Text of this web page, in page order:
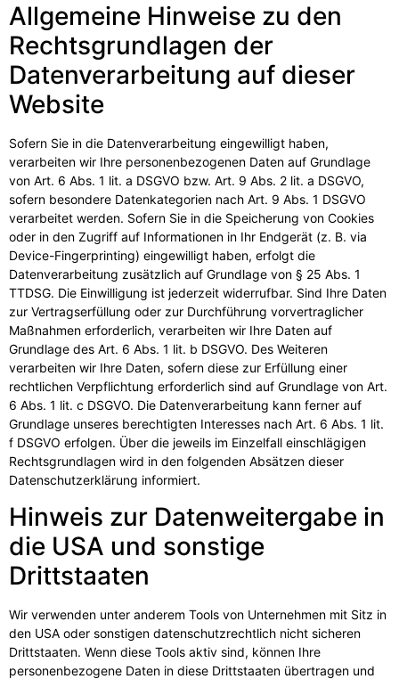
Allgemeine Hinweise zu den
Rechtsgrundlagen der
Datenverarbeitung auf dieser
Website
Sofern Sie in die Datenverarbeitung eingewilligt haben,
verarbeiten wir Ihre personenbezogenen Daten auf Grundlage
von Art. 6 Abs. 1 lit. a DSGVO bzw. Art. 9 Abs. 2 lit. a DSGVO,
sofern besondere Datenkategorien nach Art. 9 Abs. 1 DSGVO
verarbeitet werden. Sofern Sie in die Speicherung von Cookies
oder in den Zugriff auf Informationen in Ihr Endgerät (z. B. via
Device-Fingerprinting) eingewilligt haben, erfolgt die
Datenverarbeitung zusätzlich auf Grundlage von § 25 Abs. 1
TTDSG. Die Einwilligung ist jederzeit widerrufbar. Sind Ihre Daten
zur Vertragserfüllung oder zur Durchführung vorvertraglicher
Maßnahmen erforderlich, verarbeiten wir Ihre Daten auf
Grundlage des Art. 6 Abs. 1 lit. b DSGVO. Des Weiteren
verarbeiten wir Ihre Daten, sofern diese zur Erfüllung einer
rechtlichen Verpflichtung erforderlich sind auf Grundlage von Art.
6 Abs. 1 lit. c DSGVO. Die Datenverarbeitung kann ferner auf
Grundlage unseres berechtigten Interesses nach Art. 6 Abs. 1 lit.
f DSGVO erfolgen. Über die jeweils im Einzelfall einschlägigen
Rechtsgrundlagen wird in den folgenden Absätzen dieser
Datenschutzerklärung informiert.
Hinweis zur Datenweitergabe in
die USA und sonstige
Drittstaaten
Wir verwenden unter anderem Tools von Unternehmen mit Sitz in
den USA oder sonstigen datenschutzrechtlich nicht sicheren
Drittstaaten. Wenn diese Tools aktiv sind, können Ihre
personenbezogene Daten in diese Drittstaaten übertragen und